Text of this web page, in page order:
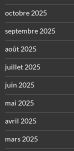
octobre 2025
septembre 2025
août 2025
juillet 2025
juin 2025
mai 2025
avril 2025
mars 2025